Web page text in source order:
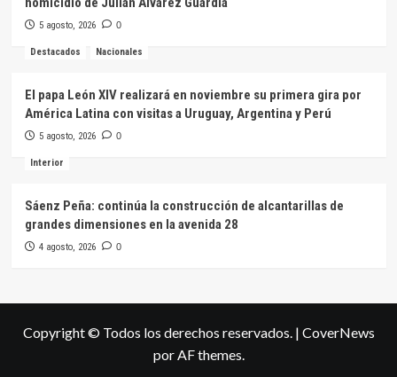
5 agosto, 2026 0
Destacados Nacionales
El papa León XIV realizará en noviembre su primera gira por
América Latina con visitas a Uruguay, Argentina y Perú
5 agosto, 2026 0
Interior
Sáenz Peña: continúa la construcción de alcantarillas de
grandes dimensiones en la avenida 28
4 agosto, 2026 0
Copyright © Todos los derechos reservados. | CoverNews
por AF themes.